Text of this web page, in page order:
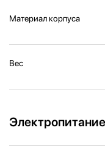
Материал корпуса
Вес
Электропитание